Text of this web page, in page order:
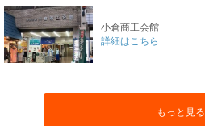
小倉商工会館
詳細はこちら
もっと見る